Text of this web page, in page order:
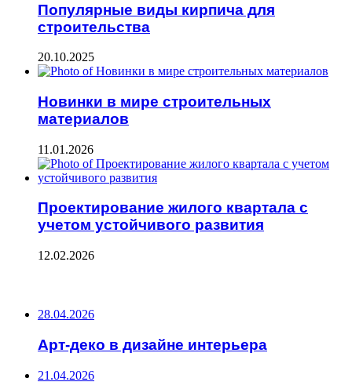
Популярные виды кирпича для
строительства
20.10.2025
Новинки в мире строительных
материалов
11.01.2026
Проектирование жилого квартала с
учетом устойчивого развития
12.02.2026
28.04.2026
Арт-деко в дизайне интерьера
21.04.2026